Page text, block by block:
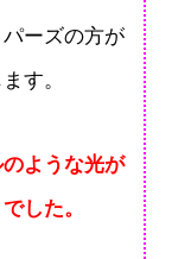
ーズの方が
す。
ような光が
した。